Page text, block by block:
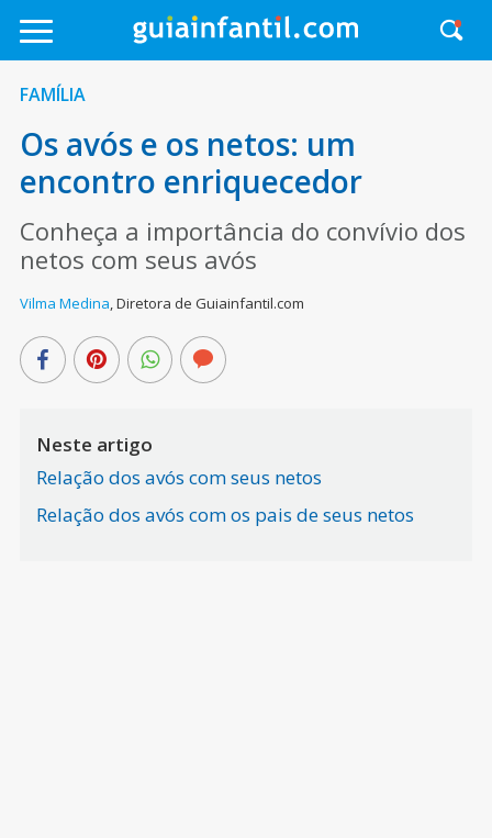
FAMÍLIA
Os avós e os netos: um
encontro enriquecedor
Conheça a importância do convívio dos
netos com seus avós
Vilma Medina,Diretora de Guiainfantil.com
Neste artigo
Relação dos avós com seus netos
Relação dos avós com os pais de seus netos